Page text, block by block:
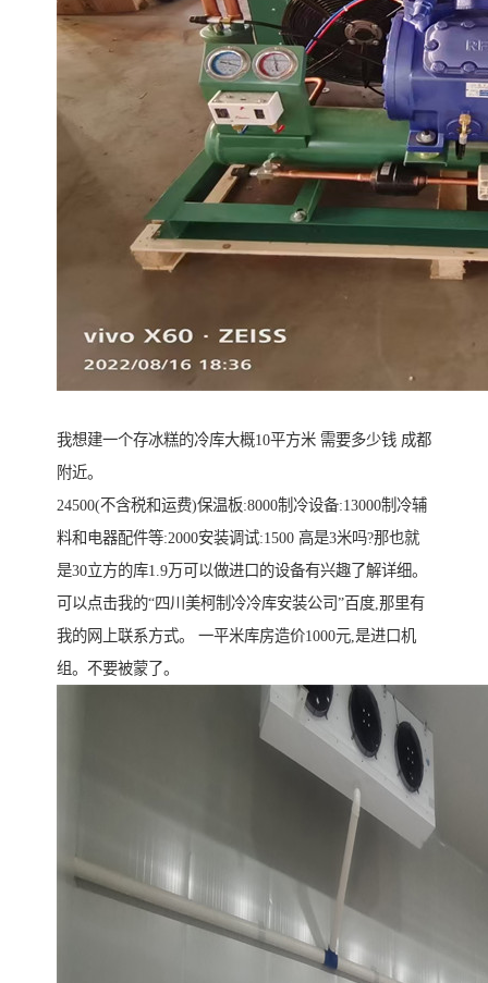
我想建一个存冰糕的冷库大概10平方米 需要多少钱 成都
附近。
24500(不含税和运费)保温板:8000制冷设备:13000制冷辅
料和电器配件等:2000安装调试:1500 高是3米吗?那也就
是30立方的库1.9万可以做进口的设备有兴趣了解详细。
可以点击我的“四川美柯制冷冷库安装公司”百度,那里有
我的网上联系方式。 一平米库房造价1000元,是进口机
组。不要被蒙了。